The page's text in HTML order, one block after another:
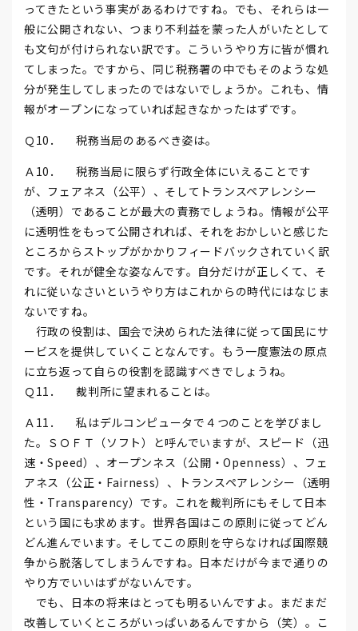
ってきたという事実があるわけですね。でも、それらは一
般に公開されない、つまり不利益を蒙った人がいたとして
も文句が付けられない訳です。こういうやり方に皆が慣れ
てしまった。ですから、同じ税務署の中でもそのような処
分が発生してしまったのではないでしょうか。これも、情
報がオープンになっていれば起きなかったはずです。
Ｑ10． 税務当局のあるべき姿は。
Ａ10． 税務当局に限らず行政全体にいえることです
が、フェアネス（公平）、そしてトランスペアレンシー
（透明）であることが最大の責務でしょうね。情報が公平
に透明性をもって公開されれば、それをおかしいと感じた
ところからストップがかかりフィードバックされていく訳
です。それが健全な姿なんです。自分だけが正しくて、そ
れに従いなさいというやり方はこれからの時代にはなじま
ないですね。
行政の役割は、国会で決められた法律に従って国民にサ
ービスを提供していくことなんです。もう一度憲法の原点
に立ち返って自らの役割を認識すべきでしょうね。
Ｑ11． 裁判所に望まれることは。
Ａ11． 私はデルコンピュータで４つのことを学びまし
た。ＳＯＦＴ（ソフト）と呼んでいますが、スピード（迅
速・Speed）、オープンネス（公開・Openness）、フェ
アネス（公正・Fairness）、トランスペアレンシー（透明
性・Transparency）です。これを裁判所にもそして日本
という国にも求めます。世界各国はこの原則に従ってどん
どん進んでいます。そしてこの原則を守らなければ国際競
争から脱落してしまうんですね。日本だけが今まで通りの
やり方でいいはずがないんです。
でも、日本の将来はとっても明るいんですよ。まだまだ
改善していくところがいっぱいあるんですから（笑）。こ